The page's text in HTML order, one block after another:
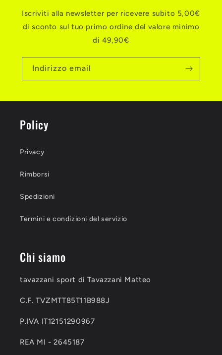
Iscriviti alla newsletter per ricevere subito 5,00€
di sconto sul tuo primo ordine del valore minimo
di 49,90€
Indirizzo email
Policy
Privacy
Rimborsi
Spedizioni
Termini e condizioni del servizio
Chi siamo
tavazzani sport di Tavazzani Matteo
C.F. TVZMTT85T11B988J
P.IVA IT12151290967
REA MI - 2645187